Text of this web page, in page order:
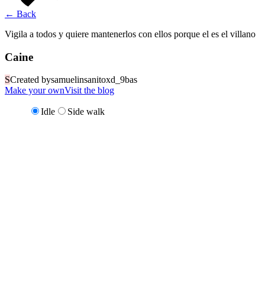
← Back
Vigila a todos y quiere mantenerlos con ellos porque el es el villano
Caine
SCreated bysamuelinsanitoxd_9bas
Make your ownVisit the blog
Idle Side walk